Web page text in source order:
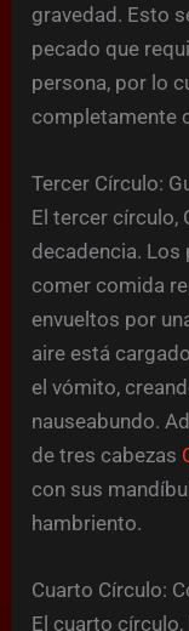
gravedad. Esto
pecado que
persona, por lo
completamente
Tercer Círculo:
El tercer círculo,
decadencia. Los
comer comida
envueltos por
aire está
el vómito,
nauseabundo.
de tres cabezas
con sus
hambriento.
Cuarto Círculo:
El cuarto